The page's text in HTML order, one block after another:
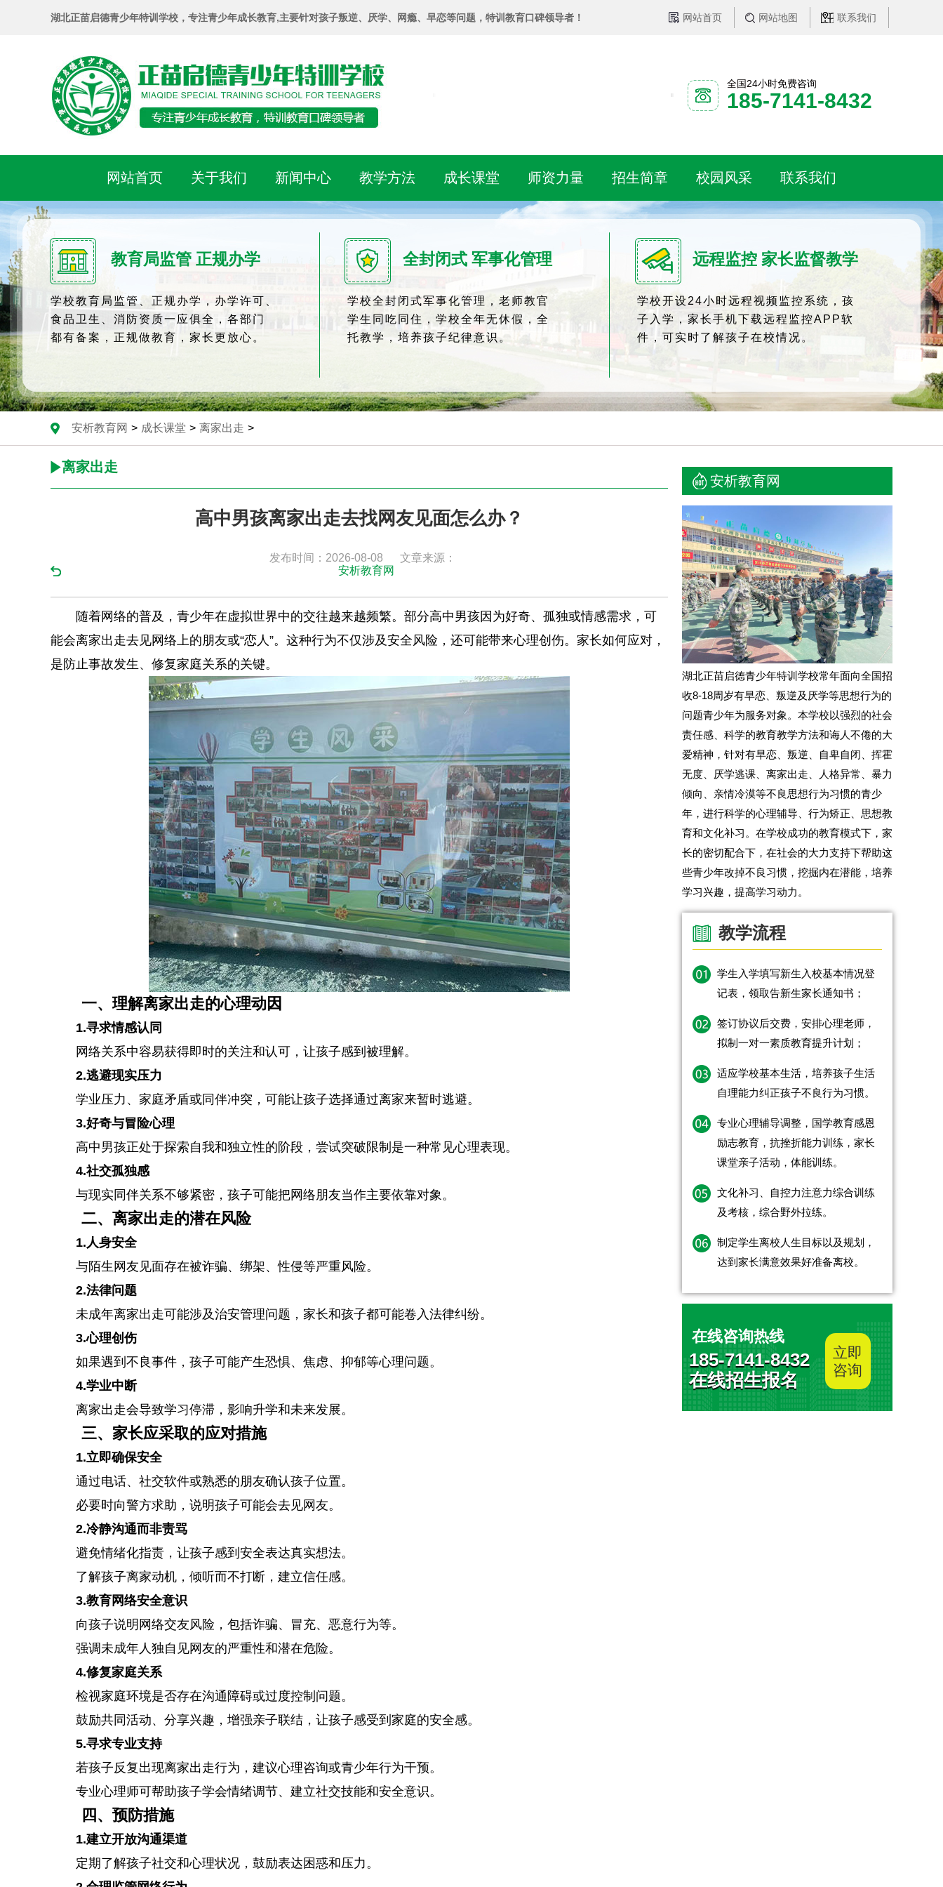
湖北正苗启德青少年特训学校，专注青少年成长教育,主要针对孩子叛逆、厌学、网瘾、早恋等问题，特训教育口碑领导者！ 网站首页 网站地图 联系我们
全国24小时免费咨询
185-7141-8432
网站首页 关于我们 新闻中心 教学方法 成长课堂 师资力量 招生简章 校园风采 联系我们
教育局监管 正规办学
学校教育局监管、正规办学，办学许可、
食品卫生、消防资质一应俱全，各部门
都有备案，正规做教育，家长更放心。
全封闭式 军事化管理
学校全封闭式军事化管理，老师教官
学生同吃同住，学校全年无休假，全
托教学，培养孩子纪律意识。
远程监控 家长监督教学
学校开设24小时远程视频监控系统，孩
子入学，家长手机下载远程监控APP软
件，可实时了解孩子在校情况。
安析教育网 > 成长课堂 > 离家出走 >
离家出走
高中男孩离家出走去找网友见面怎么办？
发布时间：2026-08-08
文章来源：
安析教育网
随着网络的普及，青少年在虚拟世界中的交往越来越频繁。部分高中男孩因为好奇、孤独或情感需求，可
能会离家出走去见网络上的朋友或“恋人”。这种行为不仅涉及安全风险，还可能带来心理创伤。家长如何应对，
是防止事故发生、修复家庭关系的关键。
一、理解离家出走的心理动因
1.寻求情感认同
网络关系中容易获得即时的关注和认可，让孩子感到被理解。
2.逃避现实压力
学业压力、家庭矛盾或同伴冲突，可能让孩子选择通过离家来暂时逃避。
3.好奇与冒险心理
高中男孩正处于探索自我和独立性的阶段，尝试突破限制是一种常见心理表现。
4.社交孤独感
与现实同伴关系不够紧密，孩子可能把网络朋友当作主要依靠对象。
二、离家出走的潜在风险
1.人身安全
与陌生网友见面存在被诈骗、绑架、性侵等严重风险。
2.法律问题
未成年离家出走可能涉及治安管理问题，家长和孩子都可能卷入法律纠纷。
3.心理创伤
如果遇到不良事件，孩子可能产生恐惧、焦虑、抑郁等心理问题。
4.学业中断
离家出走会导致学习停滞，影响升学和未来发展。
三、家长应采取的应对措施
1.立即确保安全
通过电话、社交软件或熟悉的朋友确认孩子位置。
必要时向警方求助，说明孩子可能会去见网友。
2.冷静沟通而非责骂
避免情绪化指责，让孩子感到安全表达真实想法。
了解孩子离家动机，倾听而不打断，建立信任感。
3.教育网络安全意识
向孩子说明网络交友风险，包括诈骗、冒充、恶意行为等。
强调未成年人独自见网友的严重性和潜在危险。
4.修复家庭关系
检视家庭环境是否存在沟通障碍或过度控制问题。
鼓励共同活动、分享兴趣，增强亲子联结，让孩子感受到家庭的安全感。
5.寻求专业支持
若孩子反复出现离家出走行为，建议心理咨询或青少年行为干预。
专业心理师可帮助孩子学会情绪调节、建立社交技能和安全意识。
四、预防措施
1.建立开放沟通渠道
定期了解孩子社交和心理状况，鼓励表达困惑和压力。
安析教育网
湖北正苗启德青少年特训学校常年面向全国招
收8-18周岁有早恋、叛逆及厌学等思想行为的
问题青少年为服务对象。本学校以强烈的社会
责任感、科学的教育教学方法和诲人不倦的大
爱精神，针对有早恋、叛逆、自卑自闭、挥霍
无度、厌学逃课、离家出走、人格异常、暴力
倾向、亲情冷漠等不良思想行为习惯的青少
年，进行科学的心理辅导、行为矫正、思想教
育和文化补习。在学校成功的教育模式下，家
长的密切配合下，在社会的大力支持下帮助这
些青少年改掉不良习惯，挖掘内在潜能，培养
学习兴趣，提高学习动力。
教学流程
学生入学填写新生入校基本情况登
记表，领取告新生家长通知书；
签订协议后交费，安排心理老师，
拟制一对一素质教育提升计划；
适应学校基本生活，培养孩子生活
自理能力纠正孩子不良行为习惯。
专业心理辅导调整，国学教育感恩
励志教育，抗挫折能力训练，家长
课堂亲子活动，体能训练。
文化补习、自控力注意力综合训练
及考核，综合野外拉练。
制定学生离校人生目标以及规划，
达到家长满意效果好准备离校。
在线咨询热线
185-7141-8432
在线招生报名
立即
咨询